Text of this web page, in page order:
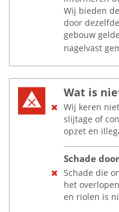
Wij bieden
door
gebouw
nagelvast
Wat is
Wij keren
slijtage of
opzet en
Schade
Schade die
het
en riolen is